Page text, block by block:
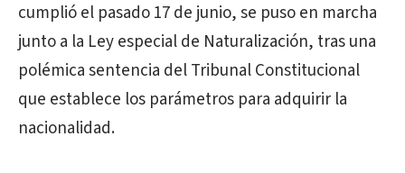
cumplió el pasado 17 de junio, se puso en marcha
junto a la Ley especial de Naturalización, tras una
polémica sentencia del Tribunal Constitucional
que establece los parámetros para adquirir la
nacionalidad.